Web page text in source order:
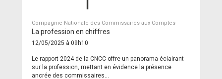
Compagnie Nationale des Commissaires aux Comptes
La profession en chiffres
12/05/2025 à 09h10
Le rapport 2024 de la CNCC offre un panorama éclairant
sur la profession, mettant en évidence la présence
ancrée des commissaires...